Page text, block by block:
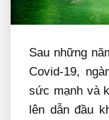
Sau những
Covid-19,
sức mạnh và
lên dẫn đầu